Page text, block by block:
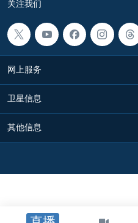
关注我们
网上服务
卫星信息
其他信息